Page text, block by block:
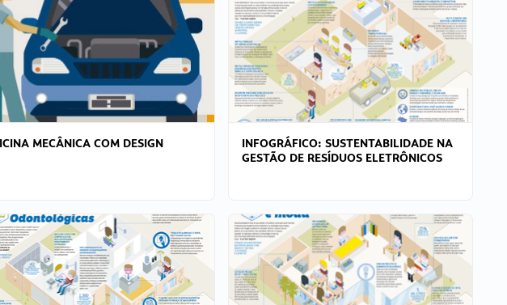
MECÂNICA COM DESIGN
INFOGRÁFICO: SUSTENTABILIDADE NA
GESTÃO DE RESÍDUOS ELETRÔNICOS